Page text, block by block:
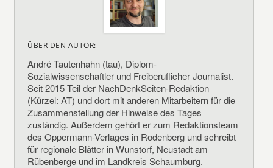
ÜBER DEN AUTOR:
André Tautenhahn (tau), Diplom-
Sozialwissenschaftler und Freiberuflicher Journalist.
Seit 2015 Teil der NachDenkSeiten-Redaktion
(Kürzel: AT) und dort mit anderen Mitarbeitern für die
Zusammenstellung der Hinweise des Tages
zuständig. Außerdem gehört er zum Redaktionsteam
des Oppermann-Verlages in Rodenberg und schreibt
für regionale Blätter in Wunstorf, Neustadt am
Rübenberge und im Landkreis Schaumburg.